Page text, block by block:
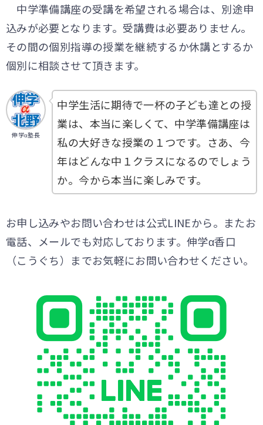
中学準備講座の受講を希望される場合は、別途申
込みが必要となります。受講費は必要ありません。
その間の個別指導の授業を継続するか休講とするか
個別に相談させて頂きます。
伸学α塾長
中学生活に期待で一杯の子ども達との授
業は、本当に楽しくて、中学準備講座は
私の大好きな授業の１つです。さあ、今
年はどんな中１クラスになるのでしょう
か。今から本当に楽しみです。
お申し込みやお問い合わせは公式LINEから。またお
電話、メールでも対応しております。伸学α香口
（こうぐち）までお気軽にお問い合わせください。